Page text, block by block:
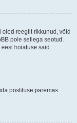
reeglit rikkunud, võid
pole sellega seotud.
hoiatuse said.
postituse paremas